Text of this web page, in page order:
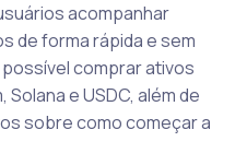
acompanhar
de forma rápida e sem
comprar ativos
e USDC, além de
sobre como começar a